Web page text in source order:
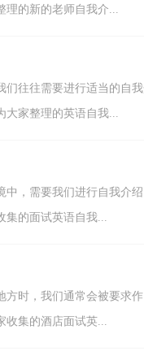
理的新的老师自我介...
往往需要进行适当的自
大家整理的英语自我...
中，需要我们进行自我介
集的面试英语自我...
时，我们通常会被要求
收集的酒店面试英...